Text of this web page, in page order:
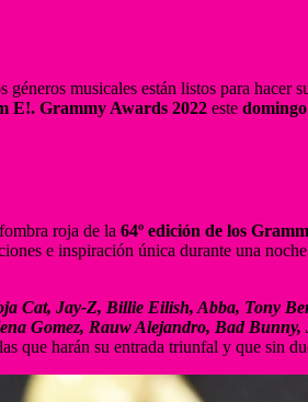
géneros musicales están listos para
E!. Grammy Awards 2022 este
roja de la 64º edición de los
e inspiración única durante una
Cat, Jay-Z, Billie Eilish, Abba, Tony
Gomez, Rauw Alejandro, Bad
que harán su entrada triunfal y que sin